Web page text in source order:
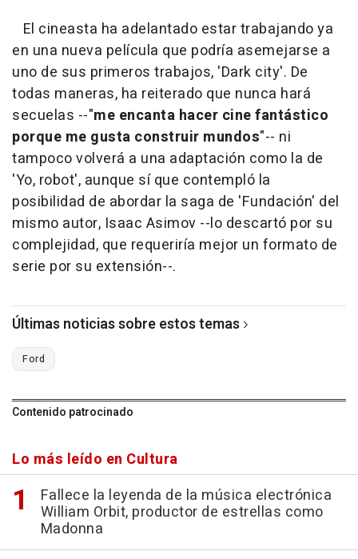
El cineasta ha adelantado estar trabajando ya
en una nueva película que podría asemejarse a
uno de sus primeros trabajos, 'Dark city'. De
todas maneras, ha reiterado que nunca hará
secuelas --"me encanta hacer cine fantástico
porque me gusta construir mundos"-- ni
tampoco volverá a una adaptación como la de
'Yo, robot', aunque sí que contempló la
posibilidad de abordar la saga de 'Fundación' del
mismo autor, Isaac Asimov --lo descartó por su
complejidad, que requeriría mejor un formato de
serie por su extensión--.
Últimas noticias sobre estos temas
Ford
Contenido patrocinado
Lo más leído en Cultura
Fallece la leyenda de la música electrónica
William Orbit, productor de estrellas como
Madonna